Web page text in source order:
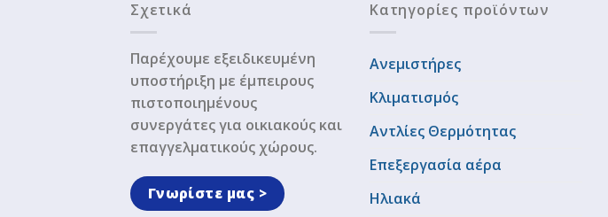
Σχετικά
Παρέχουμε εξειδικευμένη
υποστήριξη με έμπειρους
πιστοποιημένους
συνεργάτες για οικιακούς και
επαγγελματικούς χώρους.
Γνωρίστε μας >
Κατηγορίες προϊόντων
Ανεμιστήρες
Κλιματισμός
Αντλίες Θερμότητας
Επεξεργασία αέρα
Ηλιακά